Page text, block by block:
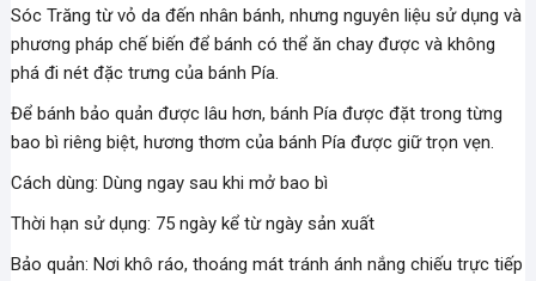
Sóc Trăng từ vỏ da đến nhân bánh, nhưng nguyên liệu sử dụng và
phương pháp chế biến để bánh có thể ăn chay được và không
phá đi nét đặc trưng của bánh Pía.
Để bánh bảo quản được lâu hơn, bánh Pía được đặt trong từng
bao bì riêng biệt, hương thơm của bánh Pía được giữ trọn vẹn.
Cách dùng: Dùng ngay sau khi mở bao bì
Thời hạn sử dụng: 75 ngày kể từ ngày sản xuất
Bảo quản: Nơi khô ráo, thoáng mát tránh ánh nắng chiếu trực tiếp